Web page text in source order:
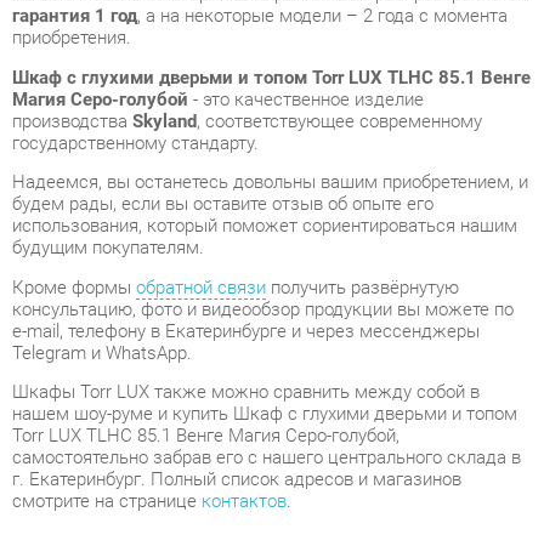
Надеемся, вы останетесь довольны вашим приобретением, и
будем рады, если вы оставите отзыв об опыте его
использования, который поможет сориентироваться нашим
будущим покупателям.
Кроме формы обратной связиполучить развёрнутую
консультацию, фото и видеообзор продукции вы можете по
e-mail, телефону в Екатеринбурге и через мессенджеры
Telegram и WhatsApp.
Шкафы Torr LUX также можно сравнить между собой в
нашем шоу-руме и купить Шкаф с глухими дверьми и топом
самостоятельно забрав его с нашего центрального склада в
г. Екатеринбург. Полный список адресов и магазинов
смотрите на страницеконтактов.
Материал Лдсп
Цвет Венге магия/серо-
голубой
Ширина, мм